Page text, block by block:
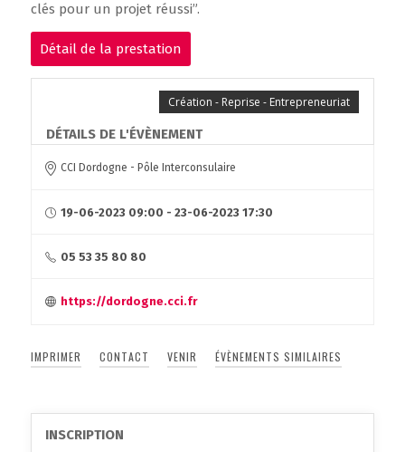
clés pour un projet réussi”.
Détail de la prestation
Création - Reprise - Entrepreneuriat
DÉTAILS DE L'ÉVÈNEMENT
CCI Dordogne - Pôle Interconsulaire
19-06-2023 09:00 - 23-06-2023 17:30
05 53 35 80 80
https://dordogne.cci.fr
IMPRIMER CONTACT VENIR ÉVÈNEMENTS SIMILAIRES
INSCRIPTION